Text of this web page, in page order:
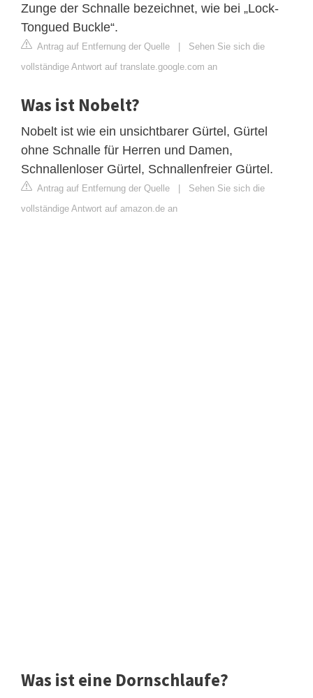
Zunge der Schnalle bezeichnet, wie bei „Lock-
Tongued Buckle“.
Antrag auf Entfernung der Quelle | Sehen Sie sich die
vollständige Antwort auf translate.google.com an
Was ist Nobelt?
Nobelt ist wie ein unsichtbarer Gürtel, Gürtel
ohne Schnalle für Herren und Damen,
Schnallenloser Gürtel, Schnallenfreier Gürtel.
Antrag auf Entfernung der Quelle | Sehen Sie sich die
vollständige Antwort auf amazon.de an
Was ist eine Dornschlaufe?